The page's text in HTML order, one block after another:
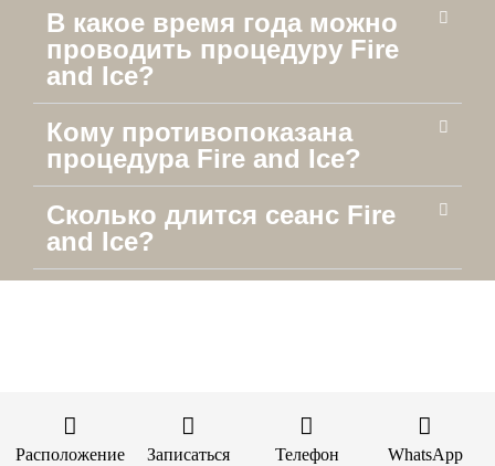
В какое время года можно
проводить процедуру Fire
and Ice?
Кому противопоказана
процедура Fire and Ice?
Сколько длится сеанс Fire
and Ice?
Расположение Записаться Телефон WhatsApp